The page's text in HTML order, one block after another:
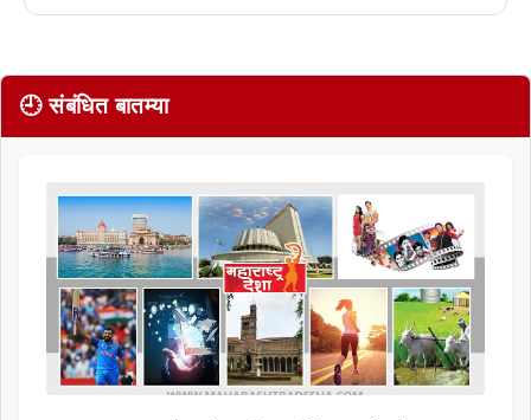
🕘 संबंधित बातम्या